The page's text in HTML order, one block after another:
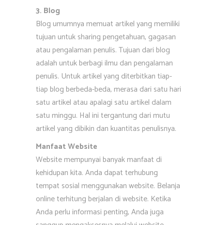
3. Blog
Blog umumnya memuat artikel yang memiliki
tujuan untuk sharing pengetahuan, gagasan
atau pengalaman penulis. Tujuan dari blog
adalah untuk berbagi ilmu dan pengalaman
penulis. Untuk artikel yang diterbitkan tiap-
tiap blog berbeda-beda, merasa dari satu hari
satu artikel atau apalagi satu artikel dalam
satu minggu. Hal ini tergantung dari mutu
artikel yang dibikin dan kuantitas penulisnya.
Manfaat Website
Website mempunyai banyak manfaat di
kehidupan kita. Anda dapat terhubung
tempat sosial menggunakan website. Belanja
online terhitung berjalan di website. Ketika
Anda perlu informasi penting, Anda juga